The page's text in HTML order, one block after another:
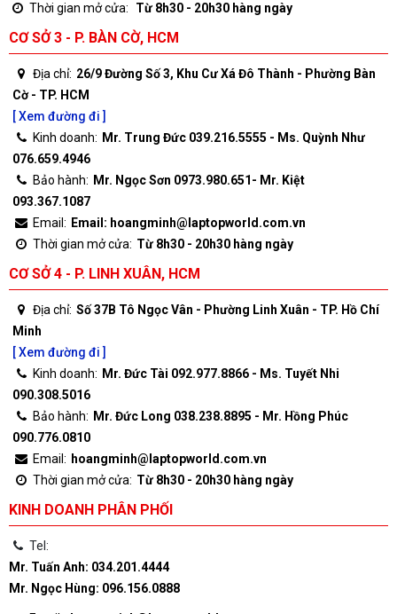
Thời gian mở cửa:
Từ 8h30 - 20h30 hàng ngày
CƠ SỞ 3 - P. BÀN CỜ, HCM
Địa chỉ: 26/9 Đường Số 3, Khu Cư Xá Đô Thành - Phường Bàn
Cờ - TP. HCM
[ Xem đường đi ]
Kinh doanh: Mr. Trung Đức 039.216.5555 - Ms. Quỳnh Như
076.659.4946
Bảo hành: Mr. Ngọc Sơn 0973.980.651- Mr. Kiệt
093.367.1087
Email: Email: hoangminh@laptopworld.com.vn
Thời gian mở cửa: Từ 8h30 - 20h30 hàng ngày
CƠ SỞ 4 - P. LINH XUÂN, HCM
Địa chỉ: Số 37B Tô Ngọc Vân - Phường Linh Xuân - TP. Hồ Chí
Minh
[ Xem đường đi ]
Kinh doanh: Mr. Đức Tài 092.977.8866 - Ms. Tuyết Nhi
090.308.5016
Bảo hành: Mr. Đức Long 038.238.8895 - Mr. Hồng Phúc
090.776.0810
Email: hoangminh@laptopworld.com.vn
Thời gian mở cửa: Từ 8h30 - 20h30 hàng ngày
KINH DOANH PHÂN PHỐI
Tel:
Mr. Tuấn Anh: 034.201.4444
Mr. Ngọc Hùng: 096.156.0888